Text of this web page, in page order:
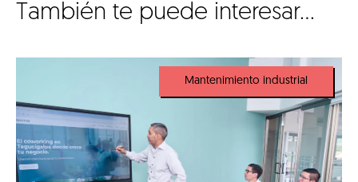
También te puede interesar...
Mantenimiento industrial